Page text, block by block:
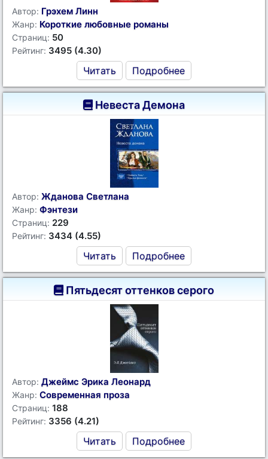
Автор: Грэхем Линн
Жанр: Короткие любовные романы
Страниц: 50
Рейтинг: 3495 (4.30)
Читать Подробнее
Невеста Демона
Автор: Жданова Светлана
Жанр: Фэнтези
Страниц: 229
Рейтинг: 3434 (4.55)
Читать Подробнее
Пятьдесят оттенков серого
Автор: Джеймс Эрика Леонард
Жанр: Современная проза
Страниц: 188
Рейтинг: 3356 (4.21)
Читать Подробнее